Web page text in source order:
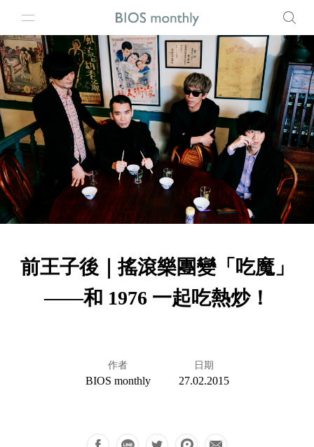
前王子後｜搖滾樂團變「吃魔」
——和 1976 一起吃熱炒！
作者
BIOS monthly
日期
27.02.2015